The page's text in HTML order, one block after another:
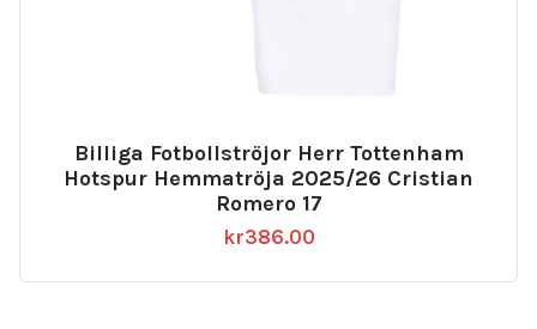
Billiga Fotbollströjor Herr Tottenham
Hotspur Hemmatröja 2025/26 Cristian
Romero 17
kr386.00